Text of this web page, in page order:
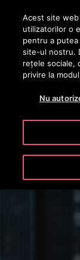
Apăsați Enter
Acest site
utilizatorilor o
pentru a
site-ul nostru.
rețele sociale,
privire la
Nu